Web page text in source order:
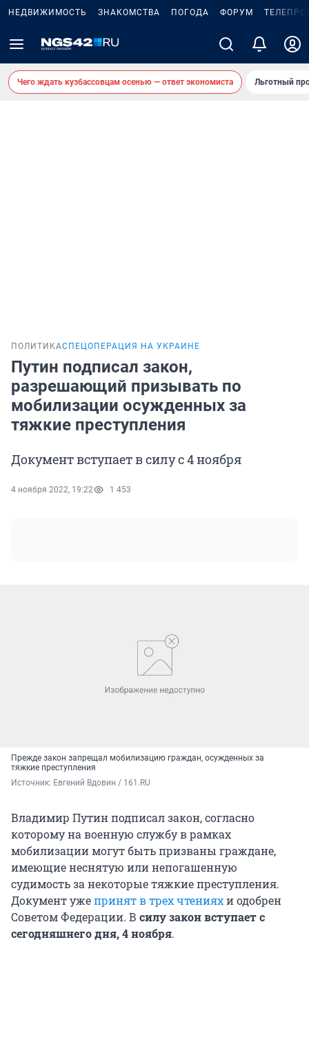
НЕДВИЖИМОСТЬ ЗНАКОМСТВА ПОГОДА ФОРУМ
Чего ждать кузбассовцам осенью — ответ экономиста Льготный
ПОЛИТИКАСПЕЦОПЕРАЦИЯ НА УКРАИНЕ
Путин подписал закон,
разрешающий призывать по
мобилизации осужденных за
тяжкие преступления
Документ вступает в силу с 4 ноября
4 ноября 2022, 19:22 1 453
Прежде закон запрещал мобилизацию граждан, осужденных за
тяжкие преступления
Источник: Евгений Вдовин / 161.RU
Владимир Путин подписал закон, согласно
которому на военную службу в рамках
мобилизации могут быть призваны граждане,
имеющие неснятую или непогашенную
судимость за некоторые тяжкие преступления.
Документ ужепринят в трех чтенияхи одобрен
Советом Федерации. В силу закон вступает с
сегодняшнего дня, 4 ноября.